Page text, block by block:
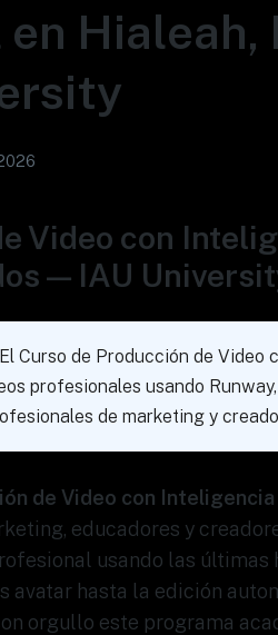
Hialeah,
Video con
— IAU
El Curso de Producción de Video
profesionales usando
de marketing y
de Video con
educadores y
usando las
avatar hasta la edición
orgullo este programa